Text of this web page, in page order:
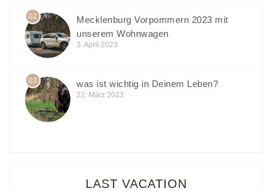
02
Mecklenburg Vorpommern 2023 mit
unserem Wohnwagen
3. April 2023
03 was ist wichtig in Deinem Leben?
22. März 2023
LAST VACATION